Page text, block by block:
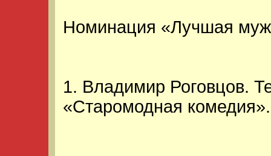
Номинация «Лучшая
1. Владимир Роговцов.
«Старомодная комедия».